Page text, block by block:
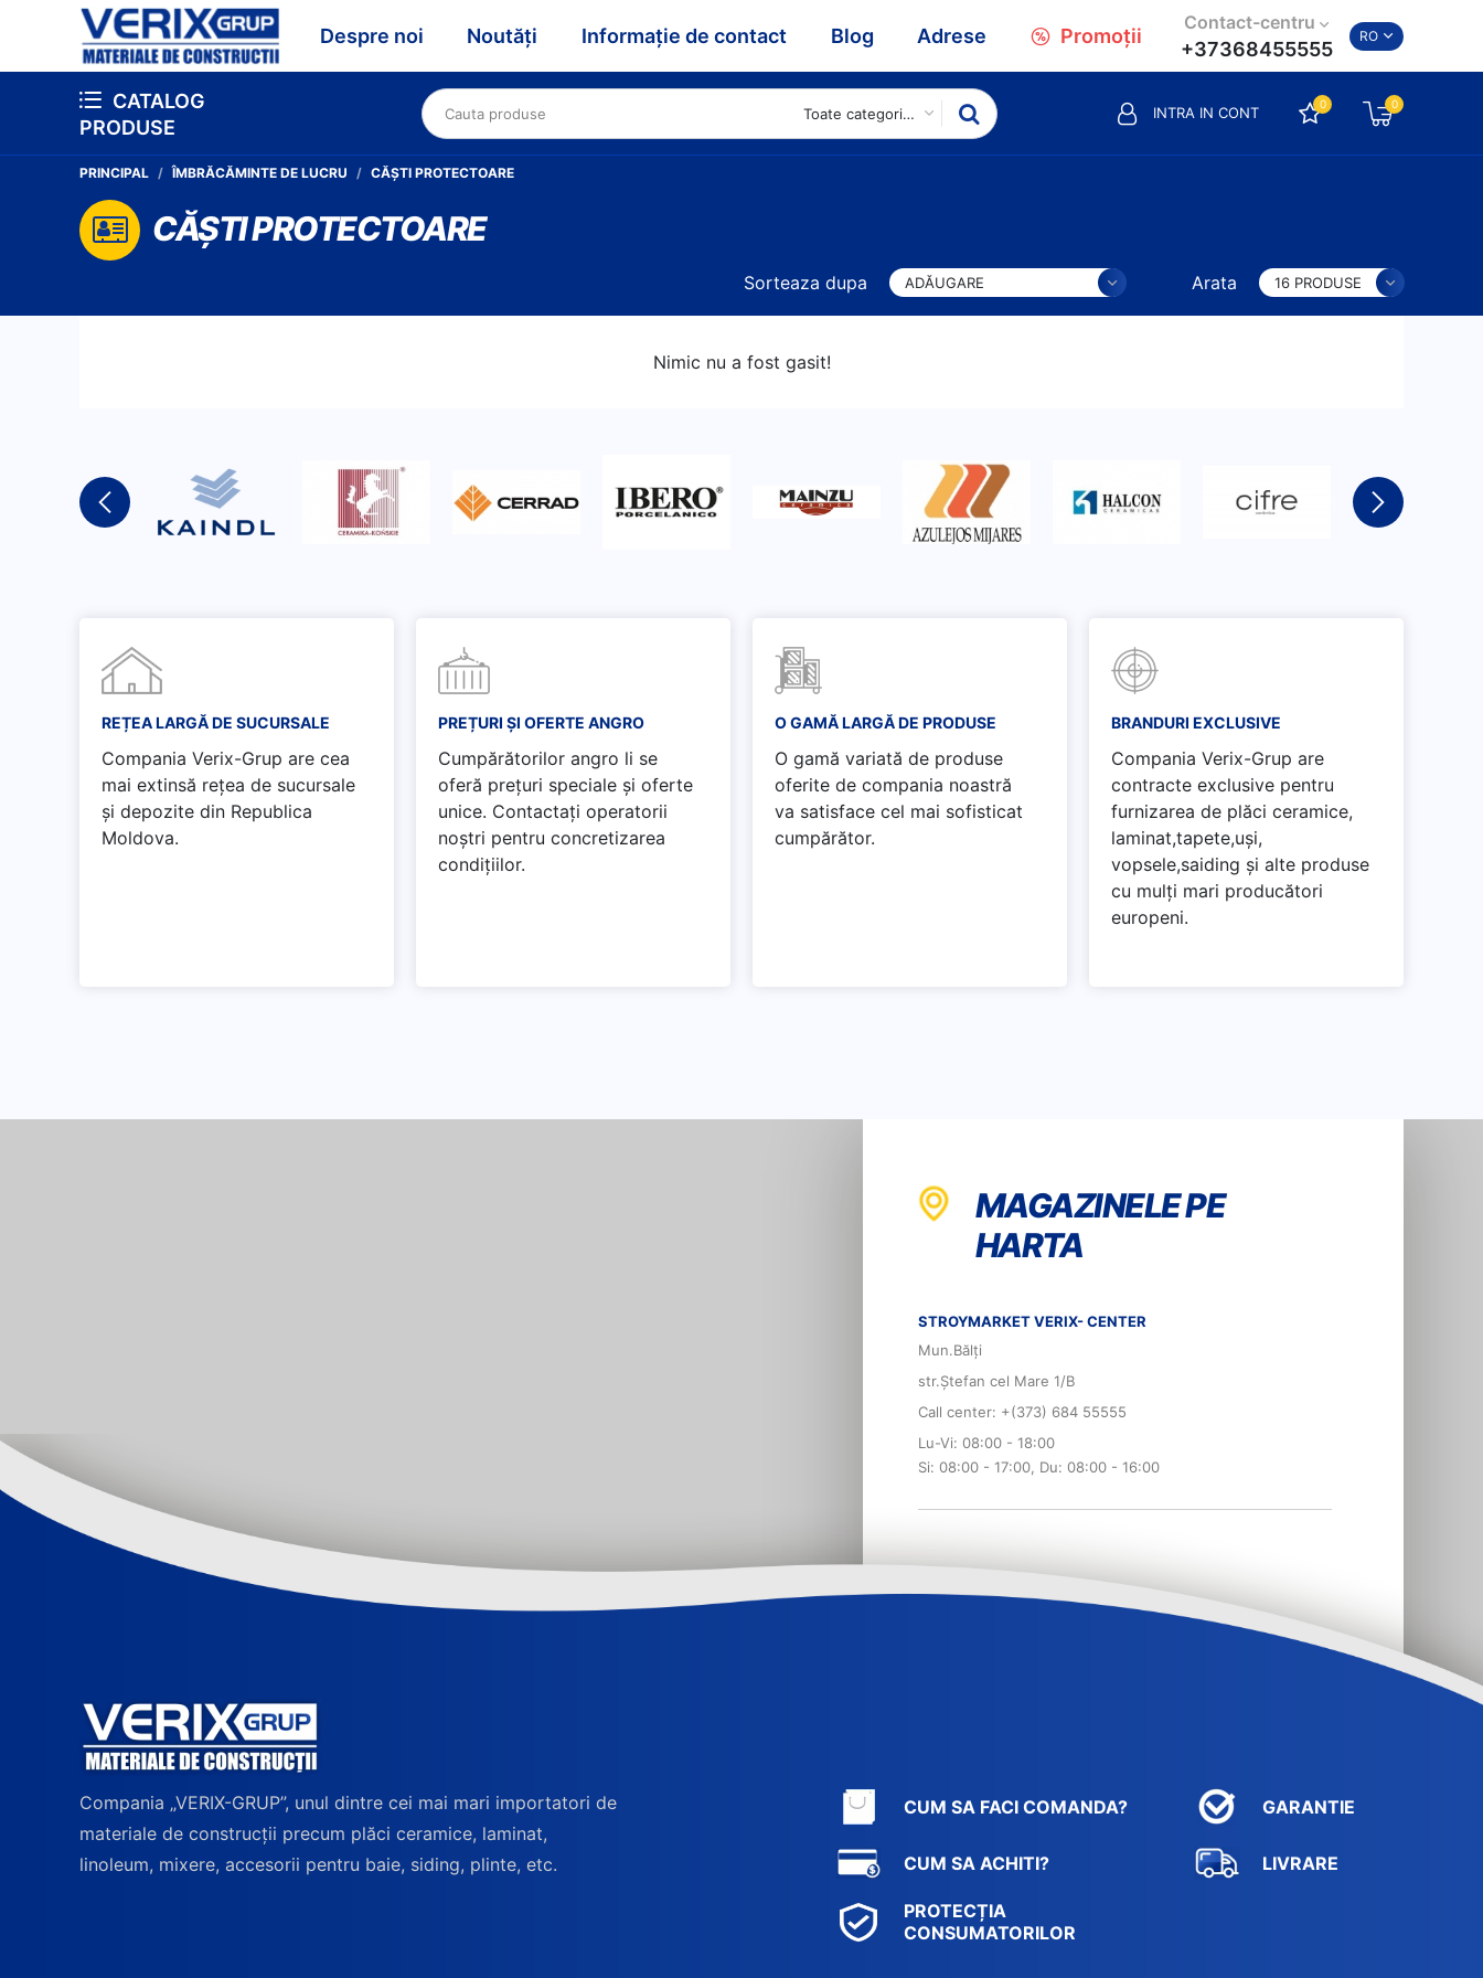
Despre noi Noutăți Informație de contact Blog Adrese Promoții
Contact-centru
+37368455555
RO
CATALOG
PRODUSE
Toate categoriile INTRA IN CONT
0 0
PRINCIPAL ÎMBRĂCĂMINTE DE LUCRU CĂȘTI PROTECTOARE
CĂȘTI PROTECTOARE
Sorteaza dupa ADĂUGARE Arata 16 PRODUSE
Nimic nu a fost gasit!
REȚEA LARGĂ DE SUCURSALE
Compania Verix-Grup are cea
mai extinsă rețea de sucursale
și depozite din Republica
Moldova.
PREȚURI ȘI OFERTE ANGRO
Cumpărătorilor angro li se
oferă prețuri speciale și oferte
unice. Contactați operatorii
noștri pentru concretizarea
condițiilor.
O GAMĂ LARGĂ DE PRODUSE
O gamă variată de produse
oferite de compania noastră
va satisface cel mai sofisticat
cumpărător.
BRANDURI EXCLUSIVE
Compania Verix-Grup are
contracte exclusive pentru
furnizarea de plăci ceramice,
laminat,tapete,uși,
vopsele,saiding și alte produse
cu mulți mari producători
europeni.
MAGAZINELE PE
HARTA
STROYMARKET VERIX- CENTER
Mun.Bălți
str.Ștefan cel Mare 1/B
Call center: +(373) 684 55555
Lu-Vi: 08:00 - 18:00
Si: 08:00 - 17:00, Du: 08:00 - 16:00
Compania „VERIX-GRUP”, unul dintre cei mai mari importatori de
materiale de construcții precum plăci ceramice, laminat,
linoleum, mixere, accesorii pentru baie, siding, plinte, etc.
CUM SA FACI COMANDA? GARANTIE
CUM SA ACHITI? LIVRARE
PROTECȚIA
CONSUMATORILOR